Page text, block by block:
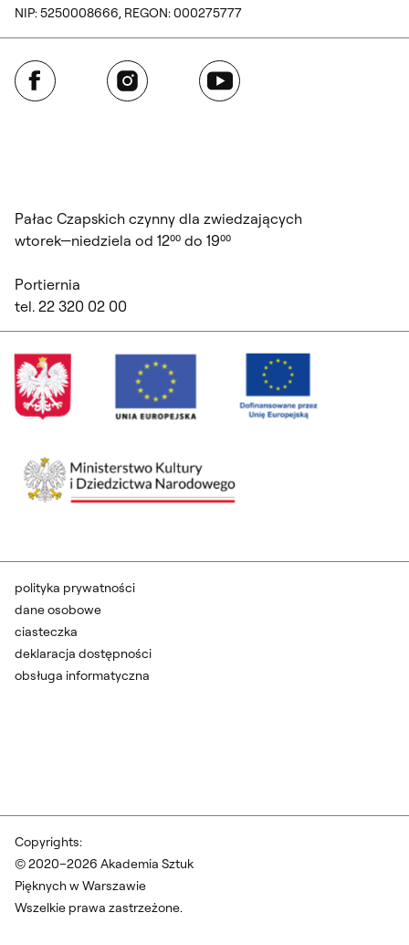
NIP: 5250008666, REGON: 000275777
Facebook Instagram YouTube
Pałac Czapskich czynny dla zwiedzających
wtorek—niedziela od 12⁰⁰ do 19⁰⁰
Portiernia
tel. 22 320 02 00
Copyrights:
© 2020–2026 Akademia Sztuk
Pięknych w Warszawie
Wszelkie prawa zastrzeżone.
polityka prywatności
dane osobowe
ciasteczka
deklaracja dostępności
obsługa informatyczna